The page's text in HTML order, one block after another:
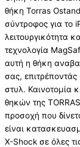
θήκη Torras
σύντροφος για το
λειτουργικότητα
τεχνολογία
αυτή η θήκη
σας,
στυλ. Καινοτομία
θηκών της
προσοχή που
είναι
X-Shock σε όλες